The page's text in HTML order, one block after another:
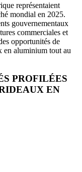
représentaient
mondial en 2025.
gouvernementaux
commerciales et
opportunités de
en aluminium tout au
PROFILÉES
EN